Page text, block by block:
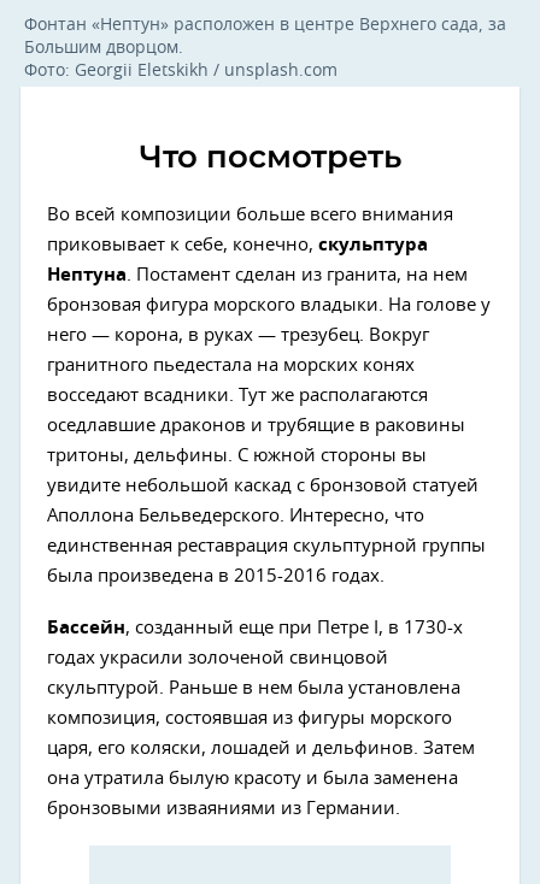
Фонтан «Нептун» расположен в центре Верхнего сада, за
Большим дворцом.
Фото: Georgii Eletskikh / unsplash.com
Что посмотреть
Во всей композиции больше всего внимания
приковывает к себе, конечно, скульптура
Нептуна . Постамент сделан из гранита, на нем
бронзовая фигура морского владыки. На голове у
него — корона, в руках — трезубец. Вокруг
гранитного пьедестала на морских конях
восседают всадники. Тут же располагаются
оседлавшие драконов и трубящие в раковины
тритоны, дельфины. С южной стороны вы
увидите небольшой каскад с бронзовой статуей
Аполлона Бельведерского. Интересно, что
единственная реставрация скульптурной группы
была произведена в 2015-2016 годах.
Бассейн, созданный еще при Петре I, в 1730-х
годах украсили золоченой свинцовой
скульптурой. Раньше в нем была установлена
композиция, состоявшая из фигуры морского
царя, его коляски, лошадей и дельфинов. Затем
она утратила былую красоту и была заменена
бронзовыми изваяниями из Германии.